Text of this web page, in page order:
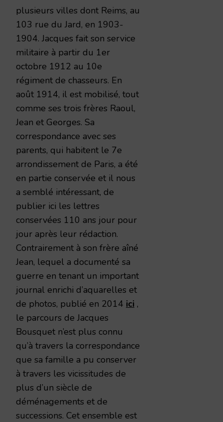
plusieurs villes dont Reims, au
103 rue du Jard, en 1903-
1904. Jacques fait son service
militaire à partir du 1er
octobre 1912 au 10e
régiment de chasseurs. En
août 1914, il est mobilisé, tout
comme ses trois frères Raoul,
Jean et Georges. Sa
correspondance avec ses
parents, qui habitent le 7e
arrondissement de Paris, a été
en partie conservée et il nous
a semblé intéressant, de
publier ici les lettres
conservées 110 ans jour pour
jour après leur rédaction.
Contrairement à son frère aîné
Jean, lequel a documenté sa
guerre en tenant un important
journal enrichi d’aquarelles et
de photos, publié en 2014 ici ,
le parcours de Jacques
Bousquet n’est plus connu
qu’à travers la correspondance
que sa famille a pu conserver
à travers les vicissitudes de
plus d’un siècle de
déménagements et de
successions. Cet ensemble est